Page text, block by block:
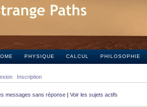
PHYSIQUE CALCUL PHILOSOPHIE
Inscription
messages sans réponse | Voir les sujets actifs